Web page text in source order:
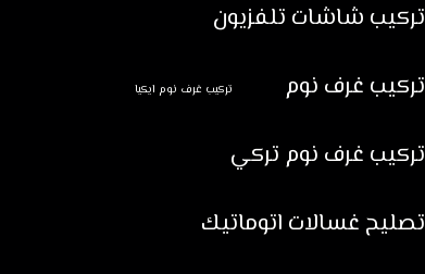
تركيب شاشات تلفزيون
تركيب غرف نوم
تركيب غرف نوم ايكيا
تركيب غرف نوم تركي
تصليح غسالات اتوماتيك